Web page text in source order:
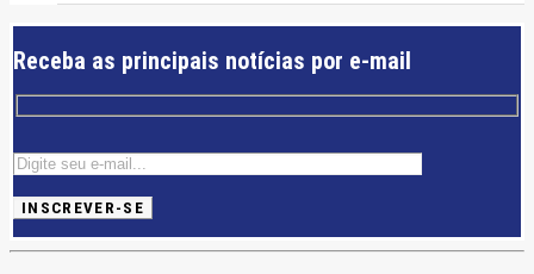
Receba as principais notícias por e-mail